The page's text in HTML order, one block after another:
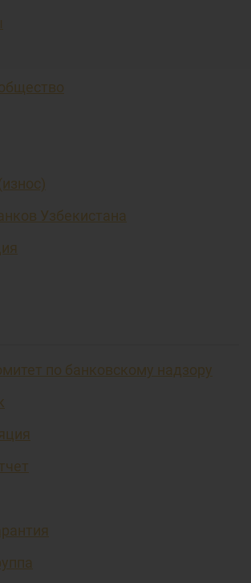
Узбекистана
по банковскому надзору